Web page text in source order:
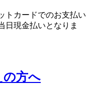
トカードでのお支払い
日現金払いとなりま
の方へ